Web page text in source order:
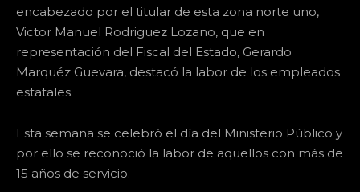
encabezado por el titular de esta zona norte uno,
Victor Manuel Rodriguez Lozano, que en
representación del Fiscal del Estado, Gerardo
Marquéz Guevara, destacó la labor de los empleados
estatales.
Esta semana se celebró el día del Ministerio Público y
por ello se reconoció la labor de aquellos con más de
15 años de servicio.